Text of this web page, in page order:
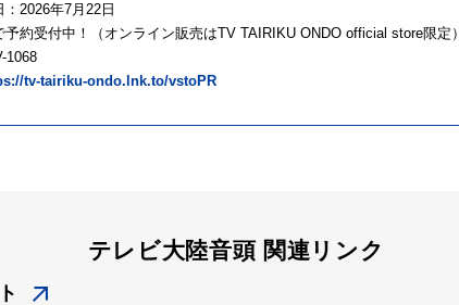
2026年7月22日
約受付中！（オンライン販売はTV TAIRIKU ONDO official store限定）
1068
tv-tairiku-ondo.lnk.to/vstoPR
テレビ大陸音頭 関連リンク